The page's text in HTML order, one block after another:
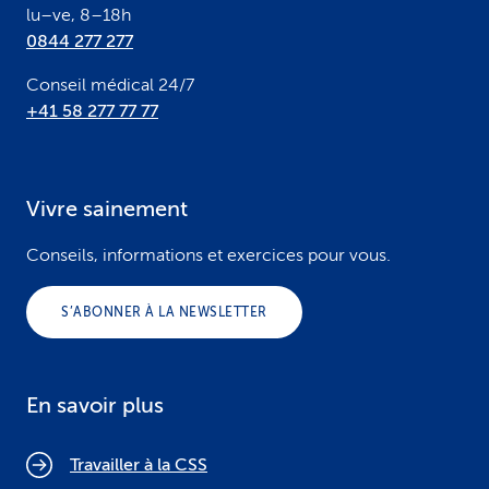
professionnel/le de la santé
Bilan de santé gratuit et conseils
personnalisés en matière de prévention
adéquat/e
lu–ve, 8–18h
0844 277 277
Conseil médical 24/7
+41 58 277 77 77
Vivre sainement
Conseils, informations et exercices pour vous.
S’ABONNER À LA NEWSLETTER
En savoir plus
Travailler à la CSS